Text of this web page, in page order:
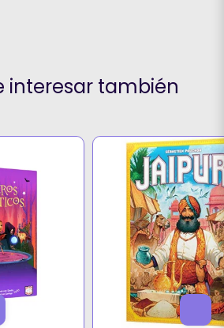
interesar también